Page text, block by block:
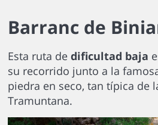
Barranc de
Esta ruta de dificultad baja
su recorrido junto a la
piedra en seco, tan típica de
Tramuntana.